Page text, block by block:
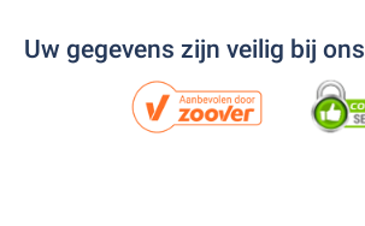
Uw gegevens zijn veilig bij ons